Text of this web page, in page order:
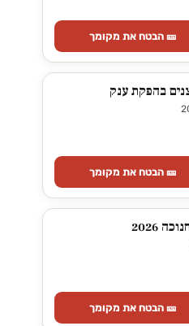
🎫 הבטח את מקומך
בהפקת ענק
🎫 הבטח את מקומך
2026
🎫 הבטח את מקומך